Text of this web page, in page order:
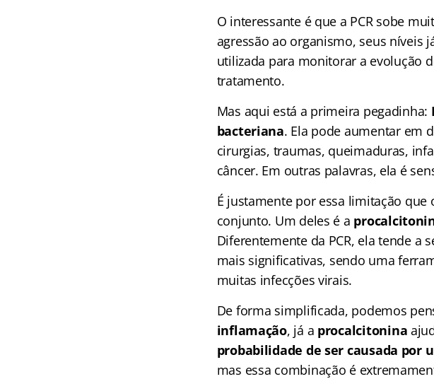
O interessante é que a PCR sobe
agressão ao organismo, seus níveis
utilizada para monitorar a evolução
tratamento.
Mas aqui está a primeira pegadinha:
bacteriana. Ela pode aumentar em
cirurgias, traumas, queimaduras,
câncer. Em outras palavras, ela é
É justamente por essa limitação
conjunto. Um deles é a
Diferentemente da PCR, ela tende a
mais significativas, sendo uma
muitas infecções virais.
De forma simplificada, podemos
inflamação, já a procalcitonina
probabilidade de ser causada por
mas essa combinação é